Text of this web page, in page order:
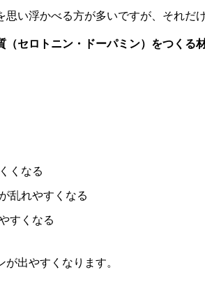
思い浮かべる方が多いですが、それだ
（セロトニン・ドーパミン）をつくる
くなる
乱れやすくなる
すくなる
出やすくなります。